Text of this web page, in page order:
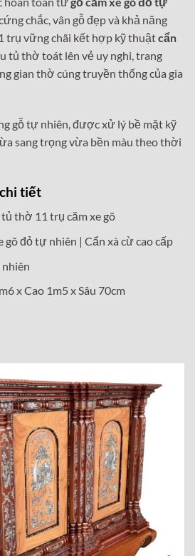
chắc, vân gỗ đẹp và khả năng
trụ vững chãi kết hợp kỹ thuậtcẩn
tủ thờ toát lên vẻ uy nghi, trang
gian thờ cúng truyền thống của gia
gỗ tự nhiên, được xử lý bề mặt kỹ
sang trọng vừa bền màu theo thời
tiết
thờ 11 trụ căm xe gõ
gõ đỏ tự nhiên | Cẩn xà cừ cao cấp
x Cao 1m5 x Sâu 70cm